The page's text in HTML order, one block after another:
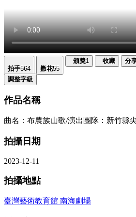
拍手564 撒花55
頒獎1 收藏 分
調整字級
作品名稱
曲名：布農族山歌/演出團隊：新竹縣
拍攝日期
2023-12-11
拍攝地點
臺灣藝術教育館 南海劇場